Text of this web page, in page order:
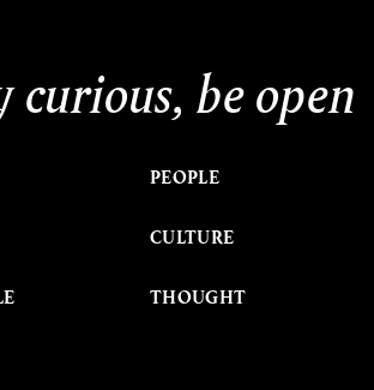
curious, be open
PEOPLE
CULTURE
THOUGHT